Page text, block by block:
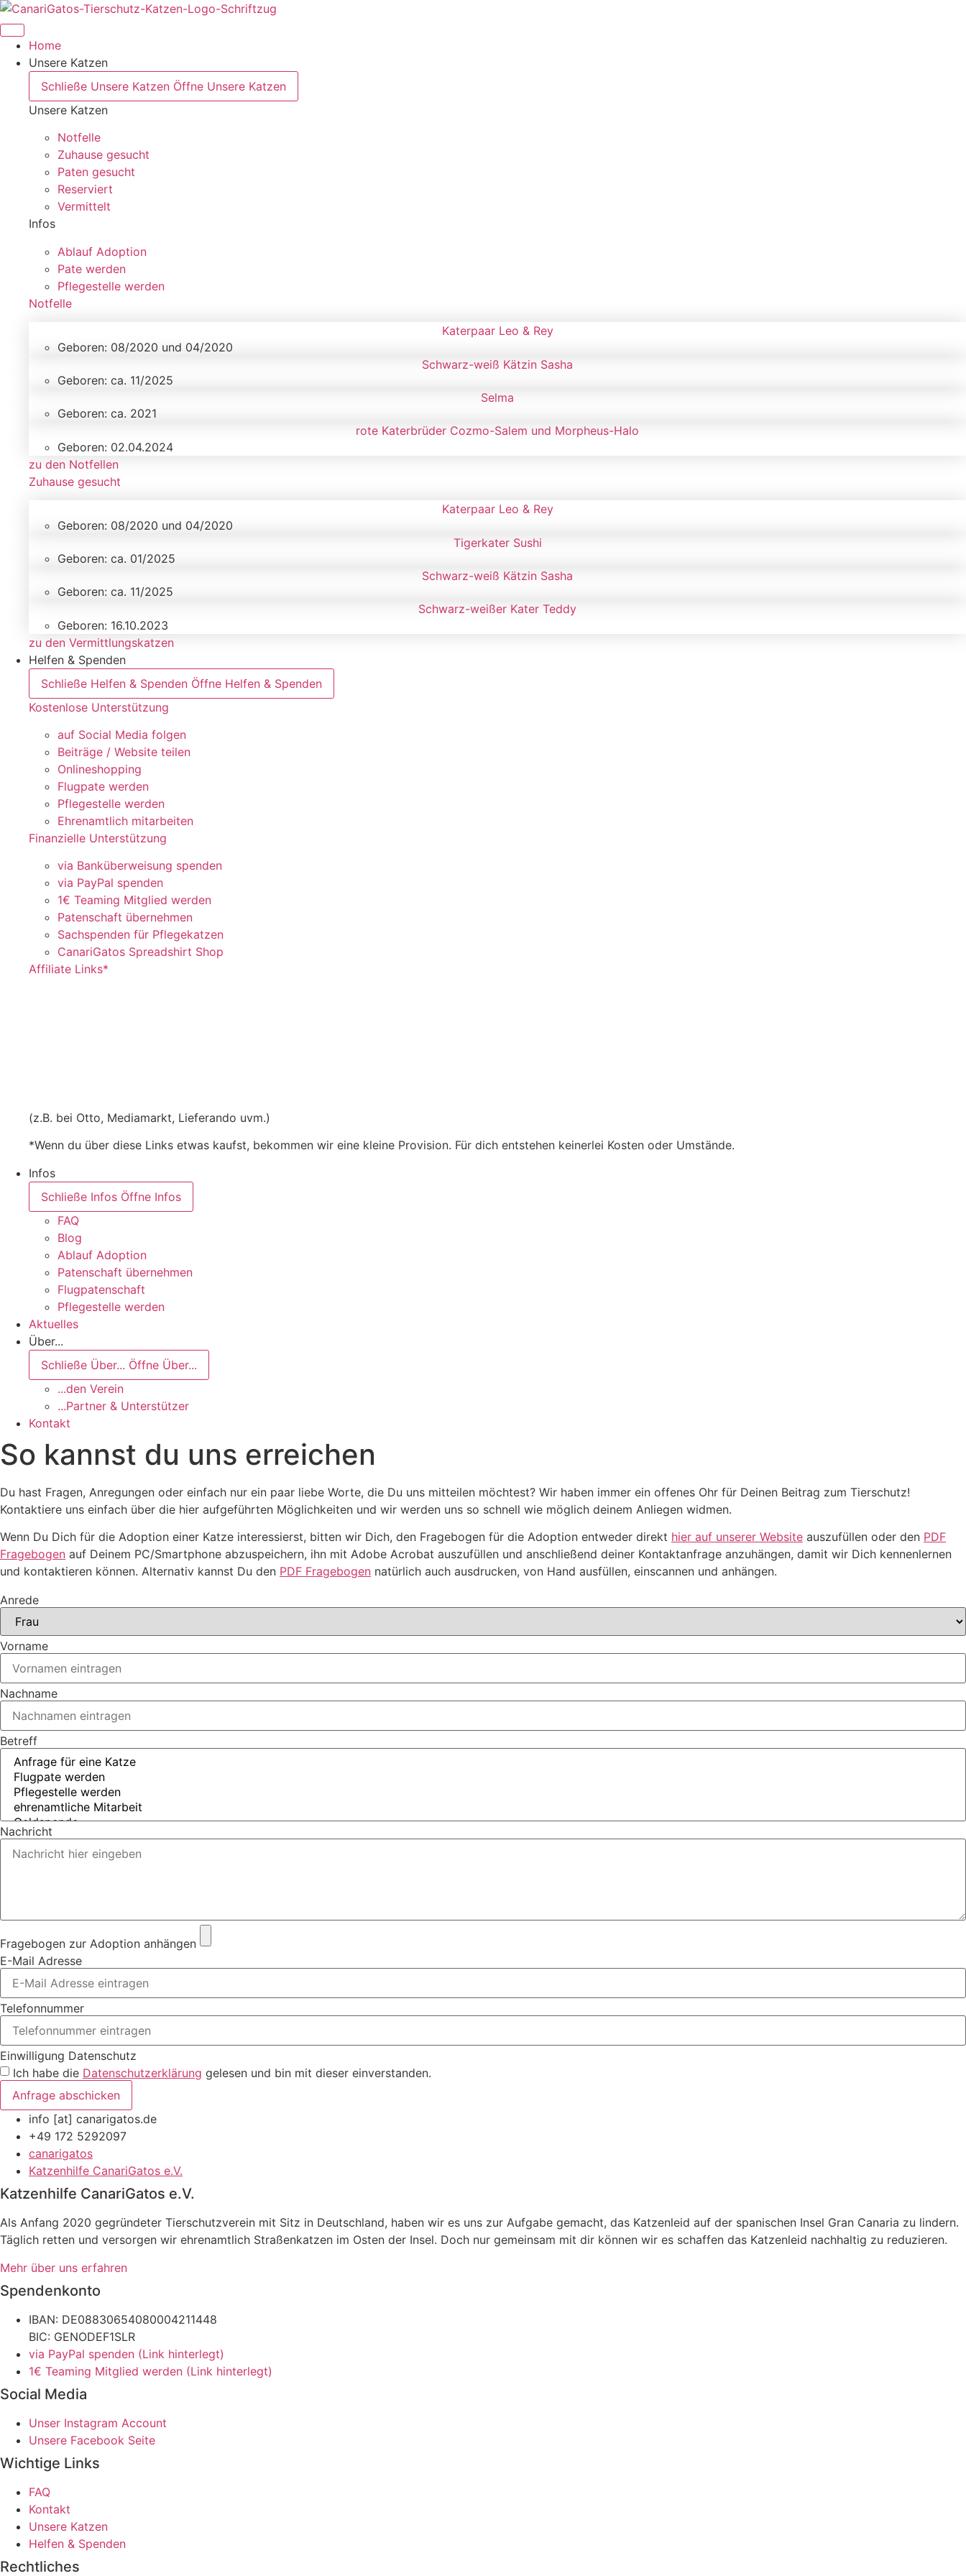
Zum
Inhalt
springenHome
Unsere Katzen
Schließe Unsere Katzen Öffne Unsere Katzen
Unsere Katzen
Notfelle
Zuhause gesucht
Paten gesucht
Reserviert
Vermittelt
Infos
Ablauf Adoption
Pate werden
Pflegestelle werden
Notfelle
Katerpaar Leo & Rey
Geboren: 08/2020 und 04/2020
Schwarz-weiß Kätzin Sasha
Geboren: ca. 11/2025
Selma
Geboren: ca. 2021
rote Katerbrüder Cozmo-Salem und Morpheus-Halo
Geboren: 02.04.2024
zu den Notfellen
Zuhause gesucht
Katerpaar Leo & Rey
Geboren: 08/2020 und 04/2020
Tigerkater Sushi
Geboren: ca. 01/2025
Schwarz-weiß Kätzin Sasha
Geboren: ca. 11/2025
Schwarz-weißer Kater Teddy
Geboren: 16.10.2023
zu den Vermittlungskatzen
Helfen & Spenden
Schließe Helfen & Spenden Öffne Helfen & Spenden
Kostenlose Unterstützung
auf Social Media folgen
Beiträge / Website teilen
Onlineshopping
Flugpate werden
Pflegestelle werden
Ehrenamtlich mitarbeiten
Finanzielle Unterstützung
via Banküberweisung spenden
via PayPal spenden
1€ Teaming Mitglied werden
Patenschaft übernehmen
Sachspenden für Pflegekatzen
CanariGatos Spreadshirt Shop
Affiliate Links*
(z.B. bei Otto, Mediamarkt, Lieferando uvm.)
*Wenn du über diese Links etwas kaufst, bekommen wir eine kleine Provision. Für dich entstehen keinerlei Kosten oder Umstände.
Infos
Schließe Infos Öffne Infos
FAQ
Blog
Ablauf Adoption
Patenschaft übernehmen
Flugpatenschaft
Pflegestelle werden
Aktuelles
Über...
Schließe Über... Öffne Über...
...den Verein
...Partner & Unterstützer
Kontakt
So kannst du uns erreichen
Du hast Fragen, Anregungen oder einfach nur ein paar liebe Worte, die Du uns mitteilen möchtest? Wir haben immer ein offenes Ohr für Deinen Beitrag zum Tierschutz!
Kontaktiere uns einfach über die hier aufgeführten Möglichkeiten und wir werden uns so schnell wie möglich deinem Anliegen widmen.
Wenn Du Dich für die Adoption einer Katze interessierst, bitten wir Dich, den Fragebogen für die Adoption entweder direkt hier auf unserer Website auszufüllen oder den PDF
Fragebogen auf Deinem PC/Smartphone abzuspeichern, ihn mit Adobe Acrobat auszufüllen und anschließend deiner Kontaktanfrage anzuhängen, damit wir Dich kennenlernen
und kontaktieren können. Alternativ kannst Du den PDF Fragebogen natürlich auch ausdrucken, von Hand ausfüllen, einscannen und anhängen.
Anrede
Vorname
Nachname
Betreff
Nachricht
Fragebogen zur Adoption anhängen
E-Mail Adresse
Telefonnummer
Einwilligung Datenschutz
Ich habe die Datenschutzerklärung gelesen und bin mit dieser einverstanden.
Anfrage abschicken
info [at] canarigatos.de
+49 172 5292097
canarigatos
Katzenhilfe CanariGatos e.V.
Katzenhilfe CanariGatos e.V.
Als Anfang 2020 gegründeter Tierschutzverein mit Sitz in Deutschland, haben wir es uns zur Aufgabe gemacht, das Katzenleid auf der spanischen Insel Gran Canaria zu lindern.
Täglich retten und versorgen wir ehrenamtlich Straßenkatzen im Osten der Insel. Doch nur gemeinsam mit dir können wir es schaffen das Katzenleid nachhaltig zu reduzieren.
Mehr über uns erfahren
Spendenkonto
IBAN: DE08830654080004211448
BIC: GENODEF1SLR
via PayPal spenden (Link hinterlegt)
1€ Teaming Mitglied werden (Link hinterlegt)
Social Media
Unser Instagram Account
Unsere Facebook Seite
Wichtige Links
FAQ
Kontakt
Unsere Katzen
Helfen & Spenden
Rechtliches